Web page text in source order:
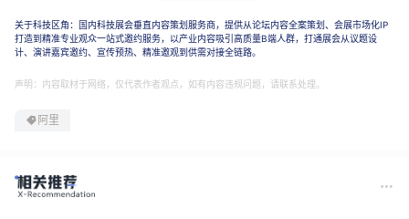
关于科技区角：国内科技展会垂直内容策划服务商，提供从论坛内容全案策划、会展市场化IP
打造到精准专业观众一站式邀约服务，以产业内容吸引高质量B端人群，打通展会从议题设
计、演讲嘉宾邀约、宣传预热、精准邀观到供需对接全链路。
声明：内容取材于网络，仅代表作者观点，如有内容违规问题，请联系处理。
阿里